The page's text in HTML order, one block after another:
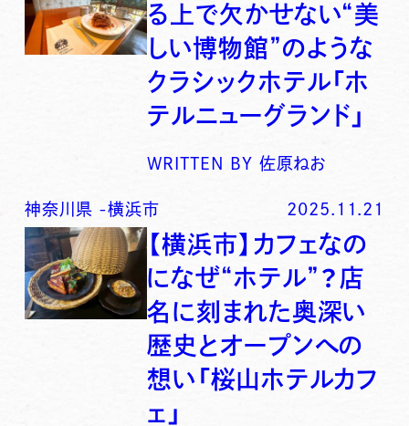
る上で欠かせない“美
しい博物館”のような
クラシックホテル「ホ
テルニューグランド」
WRITTEN BY 佐原ねお
神奈川県 -横浜市 2025.11.21
【横浜市】カフェなの
になぜ“ホテル”？店
名に刻まれた奥深い
歴史とオープンへの
想い「桜山ホテルカフ
ェ」